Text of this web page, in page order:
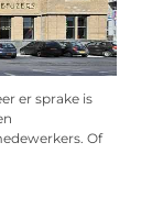
er sprake is
Of